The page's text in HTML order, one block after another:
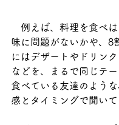
例えば、料理を食べは
味に問題がないかや、8
にはデザートやドリン
などを、まるで同じテ
食べている友達のよう
感とタイミングで聞いて